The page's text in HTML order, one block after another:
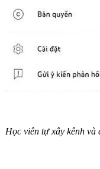
Học viên tự xây kênh